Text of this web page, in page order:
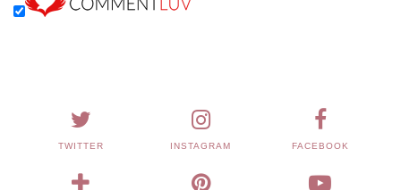
TWITTER INSTAGRAM FACEBOOK